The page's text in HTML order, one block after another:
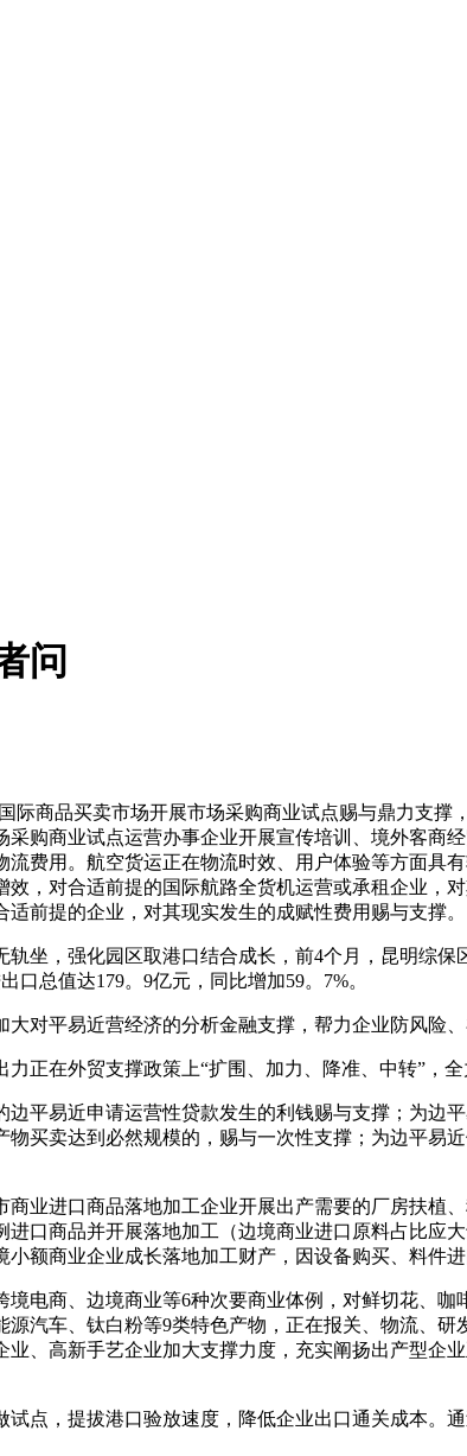
问
商品买卖市场开展市场采购商业试点赐与鼎力支撑
购商业试点运营办事企业开展宣传培训、境外客商
费用。航空货运正在物流时效、用户体验等方面具
，对合适前提的国际航路全货机运营或承租企业，
前提的企业，对其现实发生的成赋性费用赐与支撑。
，强化园区取港口结合成长，前4个月，昆明综保
总值达179。9亿元，同比增加59。7%。
平易近营经济的分析金融支撑，帮力企业防风险、
在外贸支撑政策上“扩围、加力、降准、中转”，全
易近申请运营性贷款发生的利钱赐与支撑；为边
买卖达到必然规模的，赐与一次性支撑；为边平易
进口商品落地加工企业开展出产需要的厂房扶植
口商品并开展落地加工（边境商业进口原料占比应
额商业企业成长落地加工财产，因设备购买、料件
商、边境商业等6种次要商业体例，对鲜切花、咖
汽车、钛白粉等9类特色产物，正在报关、物流、
、高新手艺企业加大支撑力度，充实阐扬出产型企
，提拔港口验放速度，降低企业出口通关成本。通